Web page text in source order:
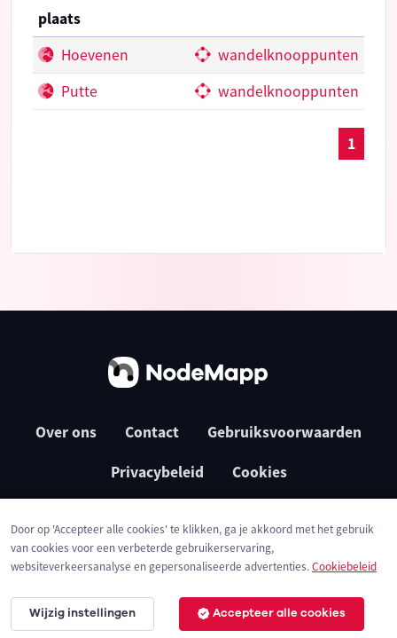
plaats
Hoevenen
wandelknooppunten
Putte
wandelknooppunten
1
Over ons Contact Gebruiksvoorwaarden
Privacybeleid Cookies
© 2026 NodeMapp BV
Door op 'Accepteer alle cookies' te klikken, ga je akkoord met het gebruik
van cookies voor een verbeterde gebruikerservaring,
websiteverkeersanalyse en gepersonaliseerde advertenties.Cookiebeleid
Wijzig instellingen Accepteer alle cookies